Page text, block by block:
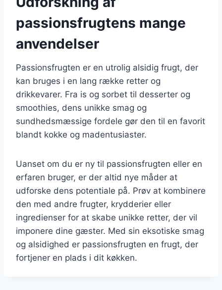
passionsfrugtens mange
anvendelser
Passionsfrugten er en utrolig alsidig frugt, der
kan bruges i en lang række retter og
drikkevarer. Fra is og sorbet til desserter og
smoothies, dens unikke smag og
sundhedsmæssige fordele gør den til en favorit
blandt kokke og madentusiaster.
Uanset om du er ny til passionsfrugten eller en
erfaren bruger, er der altid nye måder at
udforske dens potentiale på. Prøv at kombinere
den med andre frugter, krydderier eller
ingredienser for at skabe unikke retter, der vil
imponere dine gæster. Med sin eksotiske smag
og alsidighed er passionsfrugten en frugt, der
fortjener en plads i dit køkken.